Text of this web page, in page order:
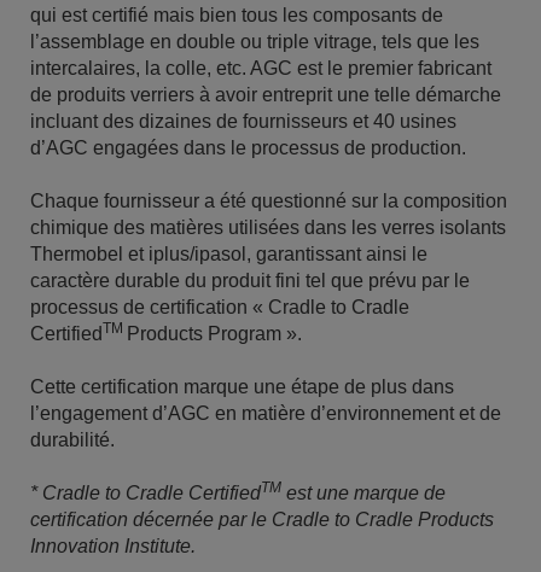
qui est certifié mais bien tous les composants de
l’assemblage en double ou triple vitrage, tels que les
intercalaires, la colle, etc. AGC est le premier fabricant
de produits verriers à avoir entreprit une telle démarche
incluant des dizaines de fournisseurs et 40 usines
d’AGC engagées dans le processus de production.
Chaque fournisseur a été questionné sur la composition
chimique des matières utilisées dans les verres isolants
Thermobel et iplus/ipasol, garantissant ainsi le
caractère durable du produit fini tel que prévu par le
processus de certification « Cradle to Cradle
CertifiedTM Products Program ».
Cette certification marque une étape de plus dans
l’engagement d’AGC en matière d’environnement et de
durabilité.
* Cradle to Cradle CertifiedTM est une marque de
certification décernée par le Cradle to Cradle Products
Innovation Institute.